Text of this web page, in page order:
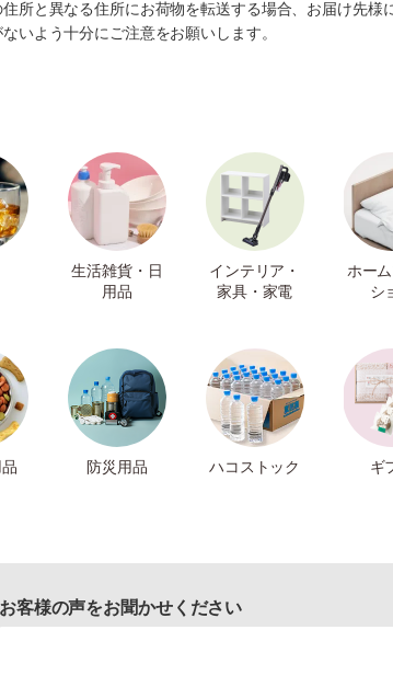
所と異なる住所にお荷物を転送する場合、お届け先様
いよう十分にご注意をお願いします。
生活雑貨・日
用品
インテリア・
家具・家電
ホー
シ
防災用品 ハコストック ギ
お客様の声をお聞かせください